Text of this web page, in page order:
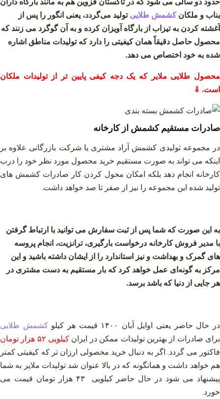
بناب و ملکانکشمش طلایی تولید می‌گردد، یعنی انگور را پس از
آغشته کردن به تیزاب از بارگاه آویزان کرده و به آن گوگرد می‌ زنند که
محصول حاصل دقیقاً همان کیفیتی را دارد که تولیدات مناطق اشاره
شده به خود اختصاص می دهد.
محصول طلایی ملایر که یک دجه کیفی پایین تر از تولیدات ملکان
است. ⇓
صادرات مستقیم کشمش از کارخانه
در مجموعه تولیدی کشمش آراد مشتری یا شرکت بازرگانی علاوه بر
اینکه می تواند به صورت مستقیم خرید محصول مورد نظر خود را درب
کارخانه انجام دهد بلکه امکان محول کردن کار صادرات کشمش های
تولید شده این مجموعه را نیز از صفر تا صد خواهد داشت.
به این صورت که شما پس از ثبت سفارش می توانید با ارتباط گرفتن
با مدیر فروش کارخانه درخواست بارگیری، ترانزیت، انجام پروسه‌
های گمرک و بهداشت و نیز استاندارد را از ایشان داشته باشید و این
مرکز به گونه‌ای عمل خواهد کرد که بار مستقیم به دست مشتری در
هر جایی از دنیا که باشد برسد.
در حال حاضر یعنی اوایل آبان ۱۴۰۰ قیمت هر کیلو
کشمش طلایی
برای صادرات از بهترین تولیدات ممکن در ایران کیلویی ۵۲ هزار تومان
فاکتور می گردد. اگر به دنبال خرید محصولی ارزان تر که کیفیتی کمتر
هم خواهد داشت و همانگونه که در بالا عنوان شد تولیدات ملایر به شما
پیشنهاد می شود در حال حاضر کیلویی ۴۳ هزار تومان قیمت می
خورد.